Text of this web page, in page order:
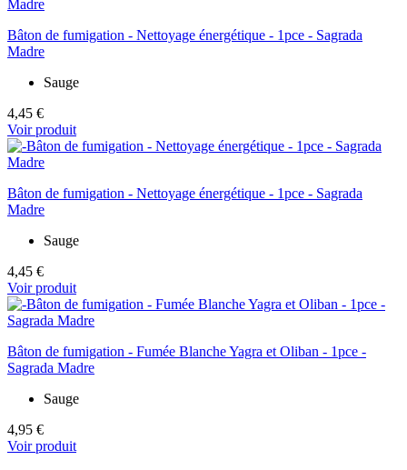
Bâton de fumigation - Nettoyage énergétique - 1pce - Sagrada
Madre
Sauge
4,45 €
Voir produit
Bâton de fumigation - Nettoyage énergétique - 1pce - Sagrada
Madre
Sauge
4,45 €
Voir produit
Bâton de fumigation - Fumée Blanche Yagra et Oliban - 1pce -
Sagrada Madre
Sauge
4,95 €
Voir produit